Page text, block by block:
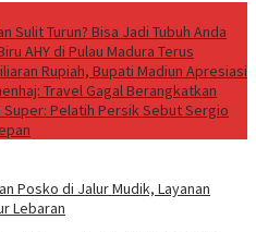
Sulit Turun? Bisa Jadi Tubuh Anda
AHY di Pulau Madura Terus
Rupiah, Bupati Madiun Apresiasi
Travel Gagal Berangkatkan
Super: Pelatih Persik Sebut Sergio
Posko di Jalur Mudik, Layanan
Lebaran